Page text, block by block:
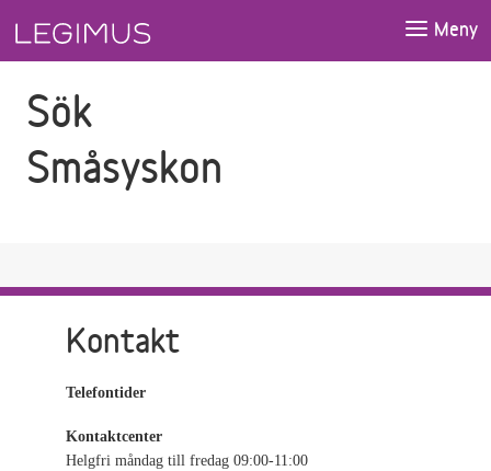
Meny
Sök
Småsyskon
Kontakt
Telefontider
Kontaktcenter
Helgfri måndag till fredag 09:00-11:00